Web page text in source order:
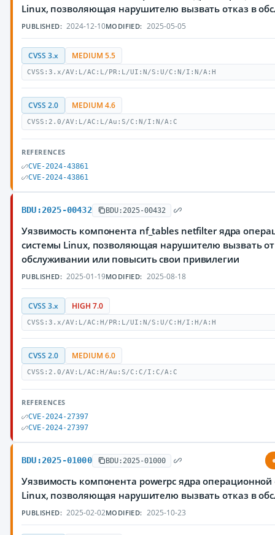
Linux, позволяющая нарушителю вызвать отказ в
PUBLISHED: 2024-12-10MODIFIED: 2025-05-05
CVSS 3.x MEDIUM 5.5
CVSS:3.x/AV:L/AC:L/PR:L/UI:N/S:U/C:N/I:N/A:H
CVSS 2.0 MEDIUM 4.6
CVSS:2.0/AV:L/AC:L/Au:S/C:N/I:N/A:C
REFERENCES
CVE-2024-43861
CVE-2024-43861
BDU:2025-00432 BDU:2025-00432
Уязвимость компонента nf_tables netfilter ядра
системы Linux, позволяющая нарушителю вызвать
обслуживании или повысить свои привилегии
PUBLISHED: 2025-01-19MODIFIED: 2025-08-18
CVSS 3.x HIGH 7.0
CVSS:3.x/AV:L/AC:H/PR:L/UI:N/S:U/C:H/I:H/A:H
CVSS 2.0 MEDIUM 6.0
CVSS:2.0/AV:L/AC:H/Au:S/C:C/I:C/A:C
REFERENCES
CVE-2024-27397
CVE-2024-27397
BDU:2025-01000 BDU:2025-01000
Уязвимость компонента powerpc ядра операционной
Linux, позволяющая нарушителю вызвать отказ в
PUBLISHED: 2025-02-02MODIFIED: 2025-10-23